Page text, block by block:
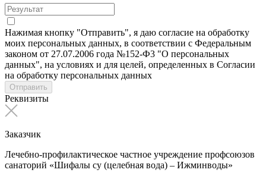
Нажимая кнопку "Отправить", я даю согласие на обработку
моих персональных данных, в соответствии с Федеральным
законом от 27.07.2006 года №152-Ф3 "О персональных
данных", на условиях и для целей, определенных в Согласии
на обработку персональных данных
Отправить
Реквизиты
Заказчик
Лечебно-профилактическое частное учреждение профсоюзов
санаторий «Шифалы су (целебная вода) – Ижминводы»